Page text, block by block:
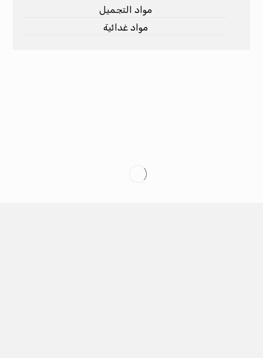
مواد التجميل
مواد غدائية